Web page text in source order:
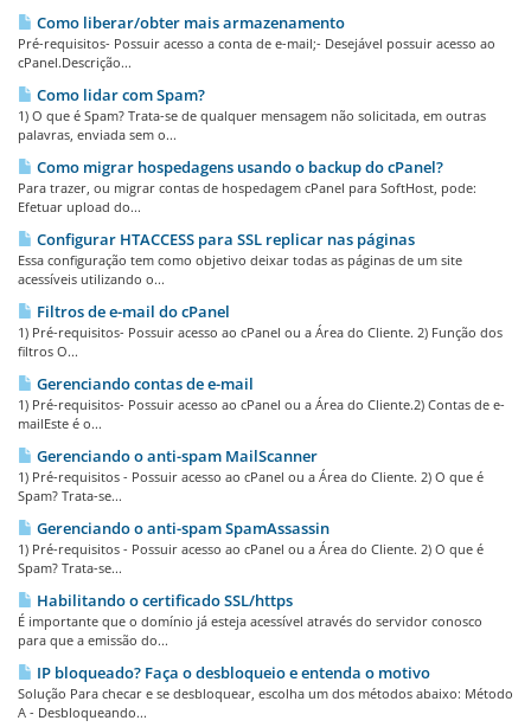
Como liberar/obter mais armazenamento
Pré-requisitos- Possuir acesso a conta de e-mail;- Desejável possuir acesso ao
cPanel.Descrição...
Como lidar com Spam?
1) O que é Spam? Trata-se de qualquer mensagem não solicitada, em outras
palavras, enviada sem o...
Como migrar hospedagens usando o backup do cPanel?
Para trazer, ou migrar contas de hospedagem cPanel para SoftHost, pode:
Efetuar upload do...
Configurar HTACCESS para SSL replicar nas páginas
Essa configuração tem como objetivo deixar todas as páginas de um site
acessíveis utilizando o...
Filtros de e-mail do cPanel
1) Pré-requisitos- Possuir acesso ao cPanel ou a Área do Cliente. 2) Função dos
filtros O...
Gerenciando contas de e-mail
1) Pré-requisitos- Possuir acesso ao cPanel ou a Área do Cliente.2) Contas de e-
mailEste é o...
Gerenciando o anti-spam MailScanner
1) Pré-requisitos - Possuir acesso ao cPanel ou a Área do Cliente. 2) O que é
Spam? Trata-se...
Gerenciando o anti-spam SpamAssassin
1) Pré-requisitos - Possuir acesso ao cPanel ou a Área do Cliente. 2) O que é
Spam? Trata-se...
Habilitando o certificado SSL/https
É importante que o domínio já esteja acessível através do servidor conosco
para que a emissão do...
IP bloqueado? Faça o desbloqueio e entenda o motivo
Solução Para checar e se desbloquear, escolha um dos métodos abaixo: Método
A - Desbloqueando...